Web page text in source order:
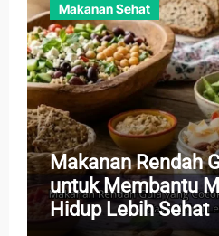
Makanan Sehat
Makanan Rendah
untuk Membantu
Hidup Lebih Sehat